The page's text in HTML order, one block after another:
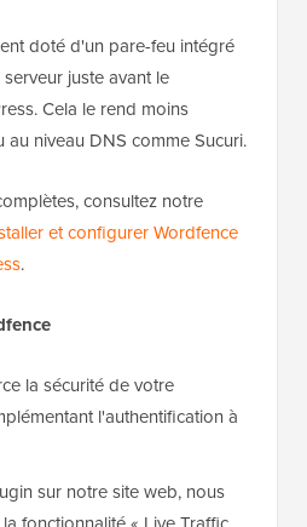
doté d'un pare-feu intégré
juste avant le
Cela le rend moins
niveau DNS comme Sucuri.
consultez notre
et configurer Wordfence
.
la sécurité de votre
l'authentification à
sur notre site web, nous